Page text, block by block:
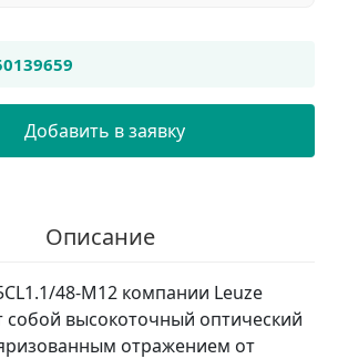
Добавить в заявку
Описание
48-M12 компании Leuze
собой высокоточный оптический
отражением от